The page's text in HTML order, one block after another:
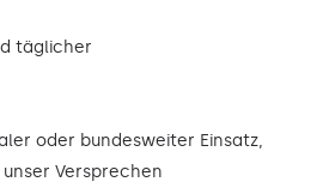
täglicher
oder bundesweiter Einsatz,
Versprechen